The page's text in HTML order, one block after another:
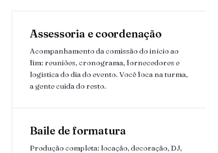
Assessoria e coordenação
Acompanhamento da comissão do início ao
fim: reuniões, cronograma, fornecedores e
logística do dia do evento. Você foca na turma,
a gente cuida do resto.
Baile de formatura
Produção completa: locação, decoração, DJ,